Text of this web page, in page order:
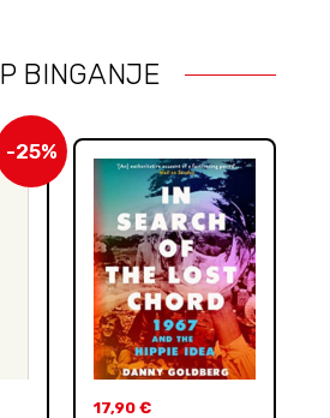
BINGANJE
-25%
17,90 €